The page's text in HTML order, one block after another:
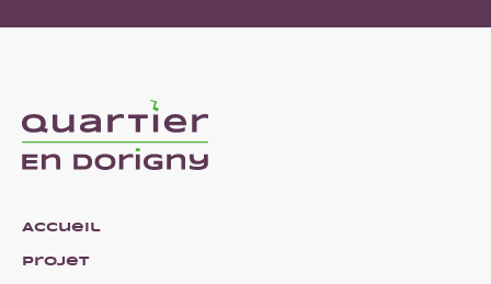
Accueil
Projet